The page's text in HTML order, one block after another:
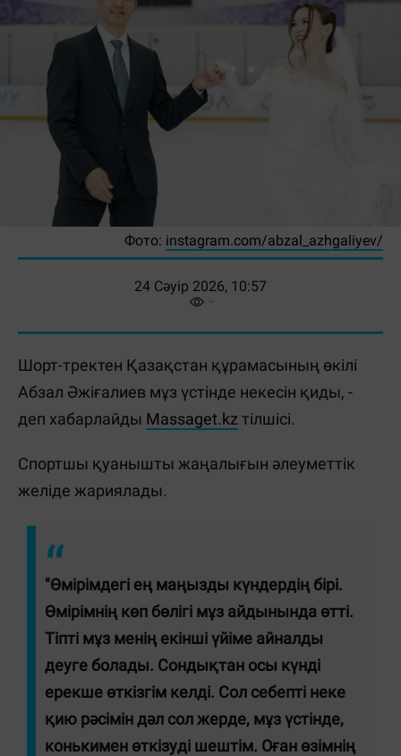
Фото: instagram.com/abzal_azhgaliyev/
24 Сәуір 2026, 10:57
Шорт-тректен Қазақстан құрамасының өкілі
Абзал Әжіғалиев мұз үстінде некесін қиды, -
деп хабарлайды Massaget.kz тілшісі.
Спортшы қуанышты жаңалығын әлеуметтік
желіде жариялады.
"Өмірімдегі ең маңызды күндердің бірі.
Өмірімнің көп бөлігі мұз айдынында өтті.
Тіпті мұз менің екінші үйіме айналды
деуге болады. Сондықтан осы күнді
ерекше өткізгім келді. Сол себепті неке
қию рәсімін дәл сол жерде, мұз үстінде,
конькимен өткізуді шештім. Оған өзімнің